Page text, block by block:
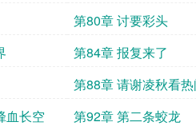
第80章 讨要彩头
第84章 报复来了
第88章 请谢凌秋看
血长空
第92章 第二条蛟龙